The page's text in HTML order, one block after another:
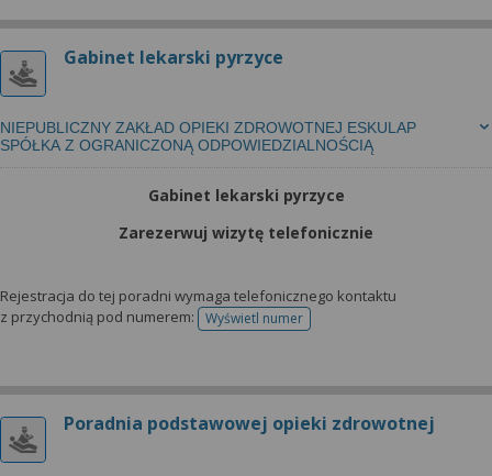
Gabinet lekarski pyrzyce
NIEPUBLICZNY ZAKŁAD OPIEKI ZDROWOTNEJ ESKULAP
SPÓŁKA Z OGRANICZONĄ ODPOWIEDZIALNOŚCIĄ
Gabinet lekarski pyrzyce
Zarezerwuj wizytę telefonicznie
Rejestracja do tej poradni wymaga telefonicznego kontaktu
z przychodnią pod numerem:
Wyświetl numertelefonu do rejestracji
Poradnia podstawowej opieki zdrowotnej